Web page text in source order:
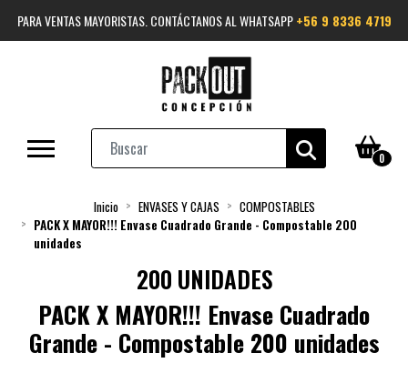
PARA VENTAS MAYORISTAS. CONTÁCTANOS AL WHATSAPP+56 9 8336 4719
0
Inicio ENVASES Y CAJAS
COMPOSTABLES
PACK X MAYOR!!! Envase Cuadrado Grande - Compostable 200
unidades
200 UNIDADES
PACK X MAYOR!!! Envase Cuadrado
Grande - Compostable 200 unidades